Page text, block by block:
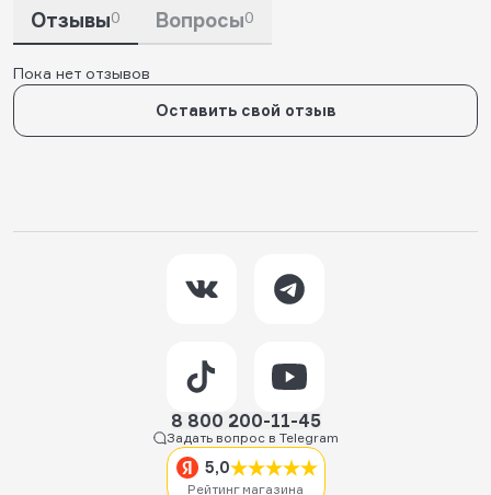
Отзывы0 Вопросы0
Пока нет отзывов
Оставить свой отзыв
8 800 200-11-45
Задать вопрос в Telegram
5,0
Рейтинг магазина